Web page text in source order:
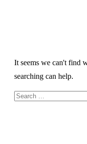
It seems we can't find
searching can help.
Search
for: